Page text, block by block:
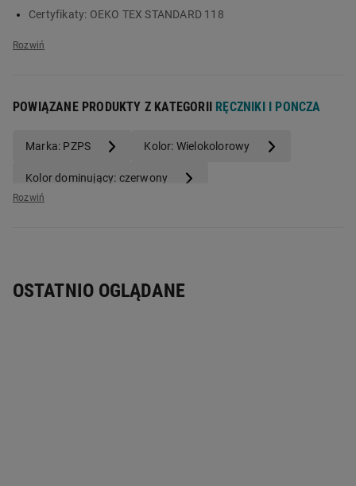
Certyfikaty: OEKO TEX STANDARD 118
POWIĄZANE PRODUKTY Z KATEGORII RĘCZNIKI I PONCZA
Marka: PZPS Kolor: Wielokolorowy
Kolor dominujący: czerwony
OSTATNIO OGLĄDANE